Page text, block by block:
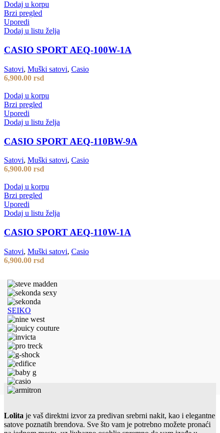
Dodaj u korpu
Brzi pregled
Uporedi
Dodaj u listu želja
CASIO SPORT AEQ-100W-1A
Satovi, Muški satovi, Casio
6,900.00 rsd
Dodaj u korpu
Brzi pregled
Uporedi
Dodaj u listu želja
CASIO SPORT AEQ-110BW-9A
Satovi, Muški satovi, Casio
6,900.00 rsd
Dodaj u korpu
Brzi pregled
Uporedi
Dodaj u listu želja
CASIO SPORT AEQ-110W-1A
Satovi, Muški satovi, Casio
6,900.00 rsd
SEIKO
Lolita je vaš direktni izvor za predivan srebrni nakit, kao i elegantne
satove poznatih brendova. Sve što vam je potrebno možete pronaći